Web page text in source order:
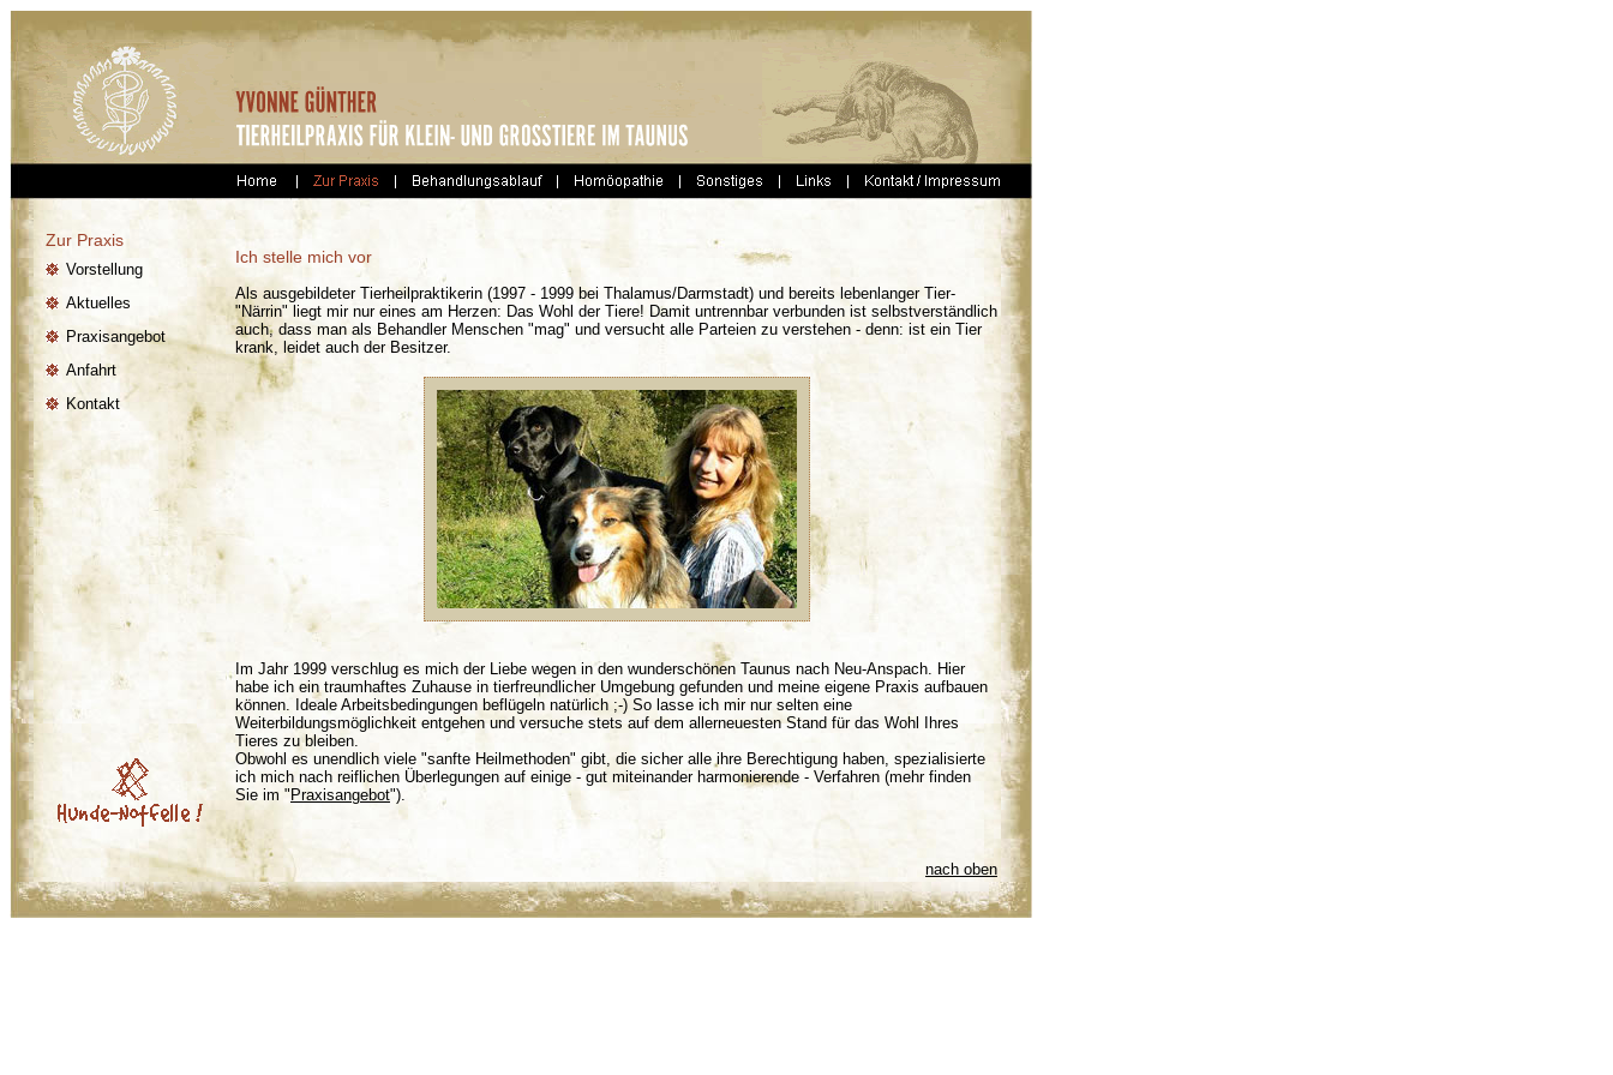
Zur Praxis
Vorstellung
Aktuelles
Praxisangebot
Anfahrt
Kontakt
Ich stelle mich vor
Als ausgebildeter Tierheilpraktikerin (1997 - 1999 bei Thalamus/Darmstadt) und bereits lebenlanger Tier-
"Närrin" liegt mir nur eines am Herzen: Das Wohl der Tiere! Damit untrennbar verbunden ist selbstverständlich
auch, dass man als Behandler Menschen "mag" und versucht alle Parteien zu verstehen - denn: ist ein Tier
krank, leidet auch der Besitzer.
Im Jahr 1999 verschlug es mich der Liebe wegen in den wunderschönen Taunus nach Neu-Anspach. Hier
habe ich ein traumhaftes Zuhause in tierfreundlicher Umgebung gefunden und meine eigene Praxis aufbauen
können. Ideale Arbeitsbedingungen beflügeln natürlich ;-) So lasse ich mir nur selten eine
Weiterbildungsmöglichkeit entgehen und versuche stets auf dem allerneuesten Stand für das Wohl Ihres
Tieres zu bleiben.
Obwohl es unendlich viele "sanfte Heilmethoden" gibt, die sicher alle ihre Berechtigung haben, spezialisierte
ich mich nach reiflichen Überlegungen auf einige - gut miteinander harmonierende - Verfahren (mehr finden
Sie im " Praxisangebot").
nach oben